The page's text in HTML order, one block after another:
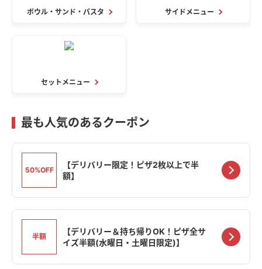
ボウル・サンド・パスタ サイドメニュー
セットメニュー
最も人気のあるクーポン
50%OFF
【デリバリー限定！ピザ2枚以上で半
額】
半額
【デリバリー＆持ち帰りOK！ピザ全サ
イズ半額(水曜日・土曜日限定)】